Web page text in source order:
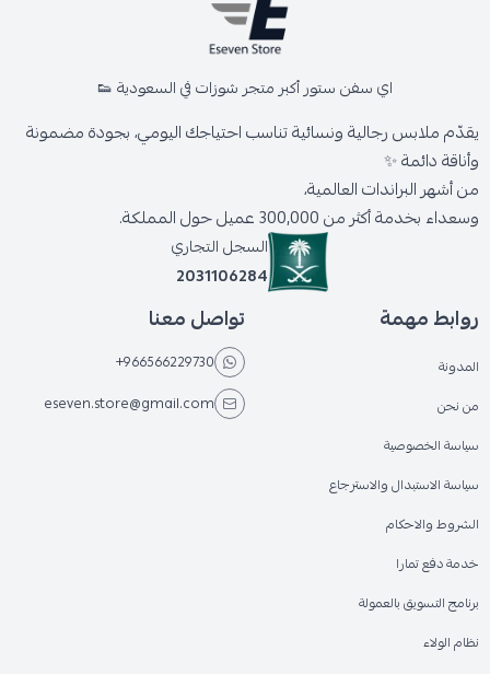
اي سفن ستور أكبر متجر شوزات في السعودية 👟
يقدّم ملابس رجالية ونسائية تناسب احتياجك اليومي، بجودة مضمونة
وأناقة دائمة ✨
من أشهر البراندات العالمية،
وسعداء بخدمة أكثر من 300,000 عميل حول المملكة.
السجل التجاري
2031106284
روابط مهمة
المدونة
من نحن
سياسة الخصوصية
سياسة الاستبدال والاسترجاع
الشروط والاحكام
خدمة دفع تمارا
برنامج التسويق بالعمولة
نظام الولاء
تواصل معنا
+966566229730
eseven.store@gmail.com